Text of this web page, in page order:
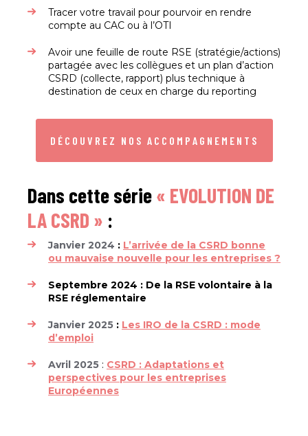
Tracer votre travail pour pourvoir en rendre
compte au CAC ou à l’OTI
Avoir une feuille de route RSE (stratégie/actions)
partagée avec les collègues et un plan d’action
CSRD (collecte, rapport) plus technique à
destination de ceux en charge du reporting
DÉCOUVREZ NOS ACCOMPAGNEMENTS
Dans cette série« EVOLUTION DE
LA CSRD » :
Janvier 2024 : L’arrivée de la CSRD bonne
ou mauvaise nouvelle pour les entreprises ?
Septembre 2024 : De la RSE volontaire à la
RSE réglementaire
Janvier 2025 : Les IRO de la CSRD : mode
d’emploi
Avril 2025 : CSRD : Adaptations et
perspectives pour les entreprises
Européennes